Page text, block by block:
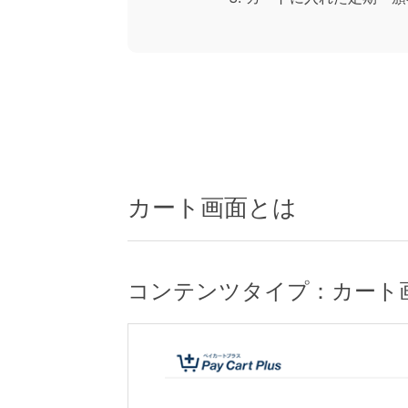
カート画面とは
コンテンツタイプ：カート